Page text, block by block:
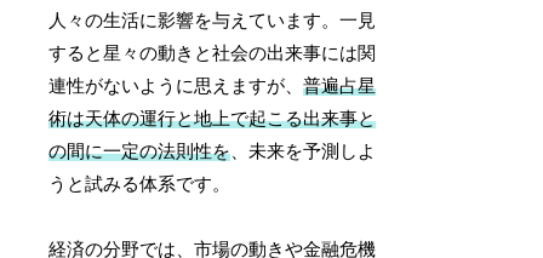
人々の生活に影響を与えています。一見
すると星々の動きと社会の出来事には関
連性がないように思えますが、普遍占星
術は天体の運行と地上で起こる出来事と
の間に一定の法則性を、未来を予測しよ
うと試みる体系です。
経済の分野では、市場の動きや金融危機